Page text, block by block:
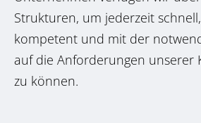
Strukturen, um jederzeit
kompetent und mit der
auf die Anforderungen unserer
zu können.